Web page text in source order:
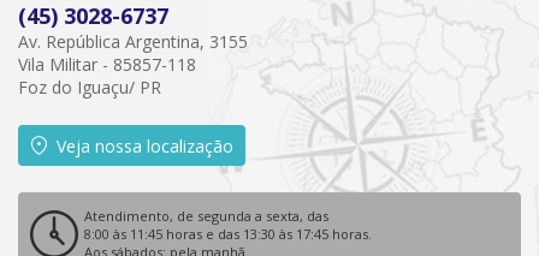
(45) 3028-6737
Av. República Argentina, 3155
Vila Militar - 85857-118
Foz do Iguaçu/ PR
Veja nossa localização
Atendimento, de segunda a sexta, das
8:00 às 11:45 horas e das 13:30 às 17:45 horas.
Aos sábados: pela manhã.